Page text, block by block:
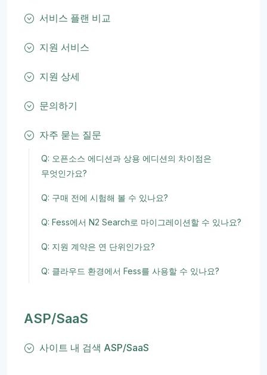
서비스 플랜 비교
지원 서비스
지원 상세
문의하기
자주 묻는 질문
Q: 오픈소스 에디션과 상용 에디션의 차이점은
무엇인가요?
Q: 구매 전에 시험해 볼 수 있나요?
Q: Fess에서 N2 Search로 마이그레이션할 수 있나요?
Q: 지원 계약은 연 단위인가요?
Q: 클라우드 환경에서 Fess를 사용할 수 있나요?
ASP/SaaS
사이트 내 검색 ASP/SaaS